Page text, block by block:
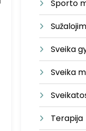
Sporto
Sveika
Sveika
Terapija